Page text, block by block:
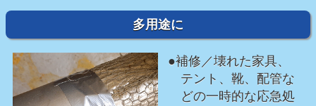
多用途に
●補修／壊れた家具、
テント、靴、配管な
どの一時的な応急処